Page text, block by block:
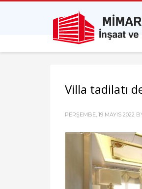
Villa tadilatı
PERŞEMBE, 19 MAYIS 2022